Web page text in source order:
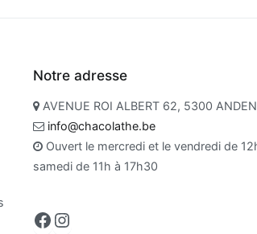
Notre adresse
AVENUE ROI ALBERT 62, 5300
info@chacolathe.be
Ouvert le mercredi et le vendredi de
samedi de 11h à 17h30
Facebook